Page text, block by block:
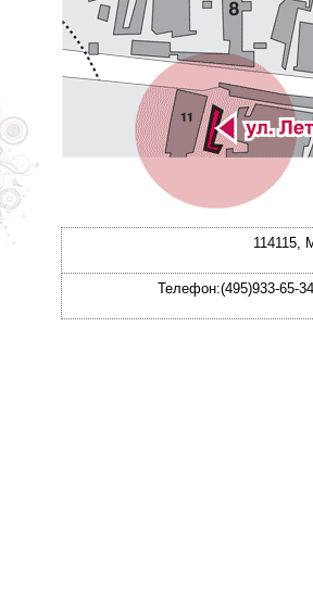
114115,
Телефон:(495)933-